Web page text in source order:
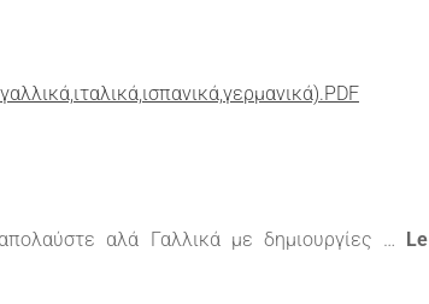
αλά Γαλλικά με δημιουργίες … Le